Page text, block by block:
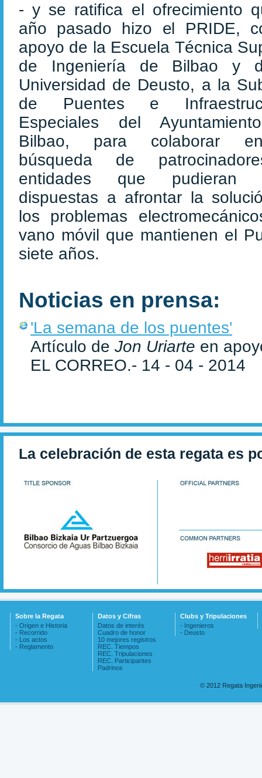
- y se ratifica el ofrecimiento
año pasado hizo el PRIDE,
apoyo de la Escuela Técnica
de Ingeniería de Bilbao y
Universidad de Deusto, a la
de Puentes e
Especiales del
Bilbao, para colaborar
búsqueda de
entidades que pudieran
dispuestas a afrontar la
los problemas
vano móvil que mantienen el
siete años.
Noticias en prensa:
'La semana de los puentes'
Artículo de Jon Uriarte en
EL CORREO.- 14 - 04 - 2014
La celebración de esta regata es
Sobre la Regata
- Origen e Historia
- Recorrido
- Los actos
- Reglamento
Datos y Cifras
Datos de interés
Cuadro de honor
10 mejores registros
REC. Tiempos
REC. Tripulaciones
REC. Participantes
Padrinos
Clubs y Tripulaciones
- Ingenieros
- Deusto
© 2012 Regata